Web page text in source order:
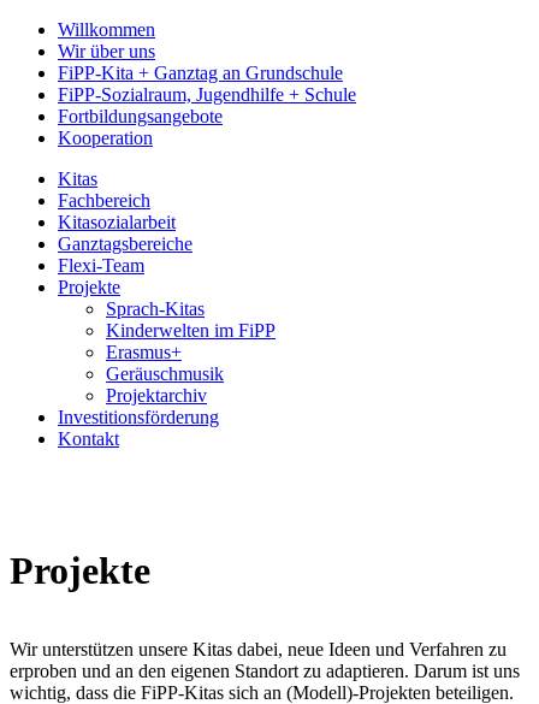
Willkommen
Wir über uns
FiPP-Kita + Ganztag an Grundschule
FiPP-Sozialraum, Jugendhilfe + Schule
Fortbildungsangebote
Kooperation
Kitas
Fachbereich
Kitasozialarbeit
Ganztagsbereiche
Flexi-Team
Projekte
Sprach-Kitas
Kinderwelten im FiPP
Erasmus+
Geräuschmusik
Projektarchiv
Investitionsförderung
Kontakt
Projekte
Wir unterstützen unsere Kitas dabei, neue Ideen und Verfahren zu
erproben und an den eigenen Standort zu adaptieren. Darum ist uns
wichtig, dass die FiPP-Kitas sich an (Modell)-Projekten beteiligen.